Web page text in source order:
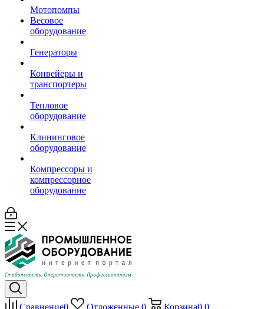
Мотопомпы
Весовое
оборудование
Генераторы
Конвейеры и
транспортеры
Тепловое
оборудование
Клининговое
оборудование
Компрессоры и
компрессорное
оборудование
Сравнение0 Отложенные 0 Корзина0 0